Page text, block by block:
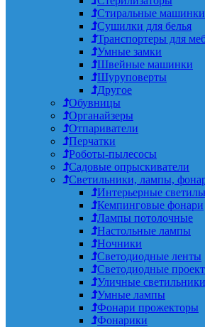
Стиральные машинки
Сушилки для белья
Транспортеры для
Умные замки
Швейные машинки
Шуруповерты
Другое
Обувницы
Органайзеры
Отпариватели
Перчатки
Роботы-пылесосы
Садовые опрыскиватели
Светильники, лампы,
Интерьерные
Кемпинговые фонари
Лампы потолочные
Настольные лампы
Ночники
Светодиодные ленты
Светодиодные
Уличные светильники
Умные лампы
Фонари прожекторы
Фонарики